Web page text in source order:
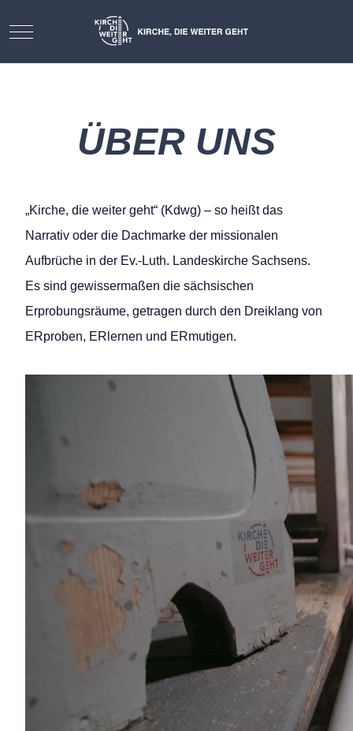
Mobile Menu Toggle
ÜBER UNS
„Kirche, die weiter geht“ (Kdwg) – so heißt das
Narrativ oder die Dachmarke der missionalen
Aufbrüche in der Ev.-Luth. Landeskirche Sachsens.
Es sind gewissermaßen die sächsischen
Erprobungsräume, getragen durch den Dreiklang von
ERproben, ERlernen und ERmutigen.